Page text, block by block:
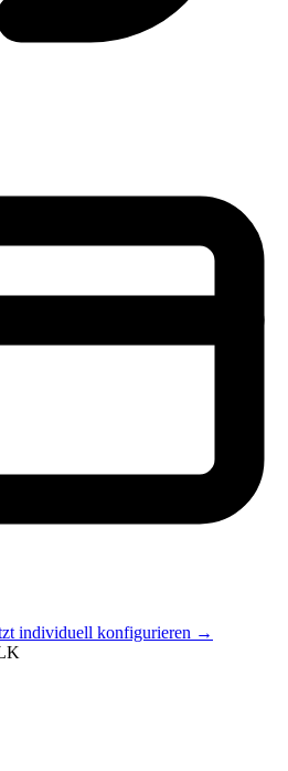
individuell konfigurieren →